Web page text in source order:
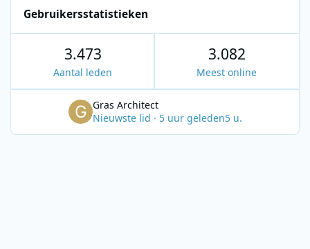
Gebruikersstatistieken
3.473
Aantal leden
3.082
Meest online
Gras Architect
Nieuwste lid · 5 uur geleden5 u.